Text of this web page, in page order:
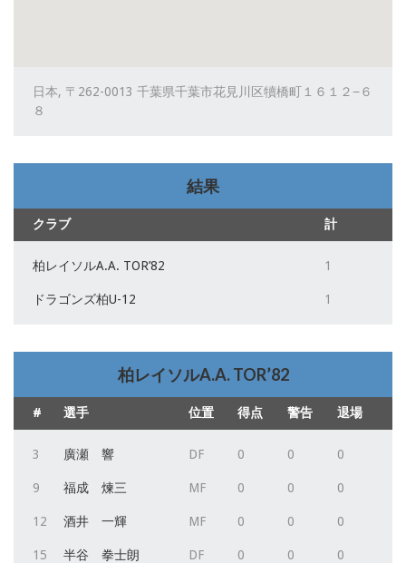
日本, 〒262-0013 千葉県千葉市花見川区犢橋町１６１２−６
８
結果
クラブ 計
柏レイソルA.A. TOR’82 1
ドラゴンズ柏U-12 1
柏レイソルA.A. TOR’82
# 選手 位置 得点 警告 退場
3 廣瀬 響 DF 0 0 0
9 福成 煉三 MF 0 0 0
12 酒井 一輝 MF 0 0 0
15 半谷 拳士朗 DF 0 0 0